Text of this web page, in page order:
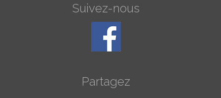
Suivez-nous
Partagez